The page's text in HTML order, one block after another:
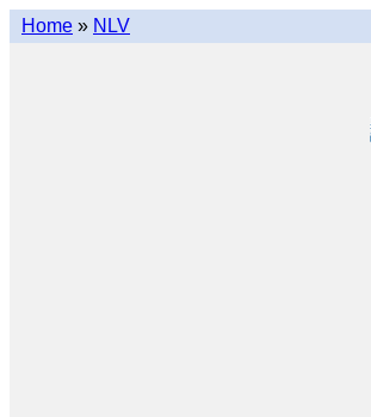
Home » NLV